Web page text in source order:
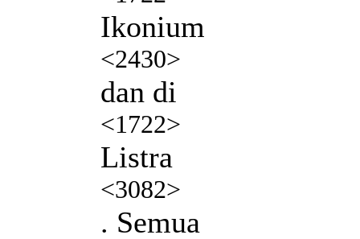
Ikonium
<2430>
dan di
<1722>
Listra
<3082>
. Semua